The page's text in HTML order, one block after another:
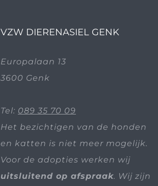
VZW DIERENASIEL GENK
Europalaan 13
3600 Genk
Tel: 089 35 70 09
Het bezichtigen van de honden
en katten is niet meer mogelijk.
Voor de adopties werken wij
uitsluitend op afspraak. Wij zijn